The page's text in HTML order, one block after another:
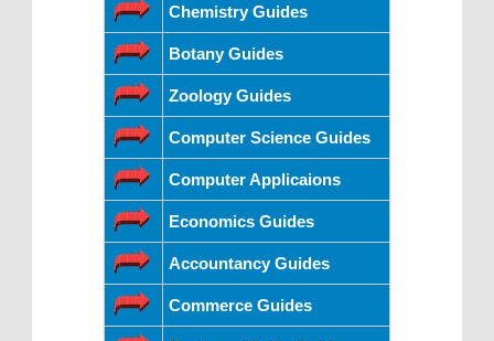
Chemistry Guides
Botany Guides
Zoology Guides
Computer Science Guides
Computer Applicaions
Economics Guides
Accountancy Guides
Commerce Guides